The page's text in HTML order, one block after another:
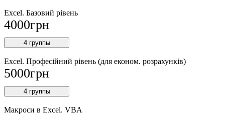
Excel. Базовий рівень
4000грн
4 группы
Excel. Професійний рівень (для економ. розрахунків)
5000грн
4 группы
Макроси в Excel. VBA